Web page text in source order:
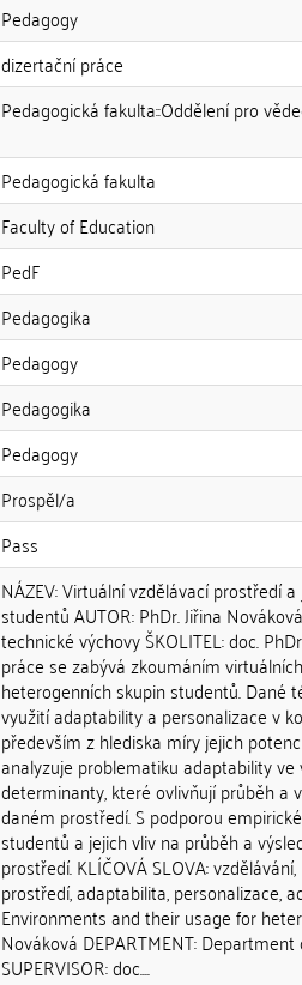
Pedagogy
dizertační práce
Pedagogická fakulta::Oddělení pro
Pedagogická fakulta
Faculty of Education
PedF
Pedagogika
Pedagogy
Pedagogika
Pedagogy
Prospěl/a
Pass
NÁZEV: Virtuální vzdělávací prostředí
studentů AUTOR: PhDr. Jiřina
technické výchovy ŠKOLITEL: doc.
práce se zabývá zkoumáním
heterogenních skupin studentů. Dané
využití adaptability a personalizace v
především z hlediska míry jejich
analyzuje problematiku adaptability
determinanty, které ovlivňují průběh a
daném prostředí. S podporou
studentů a jejich vliv na průběh a
prostředí. KLÍČOVÁ SLOVA:
prostředí, adaptabilita, personalizace,
Environments and their usage for
Nováková DEPARTMENT:
SUPERVISOR: doc....